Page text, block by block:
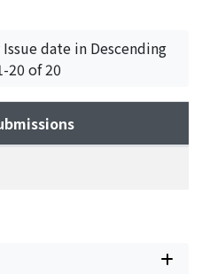
date in Descending
20 of 20